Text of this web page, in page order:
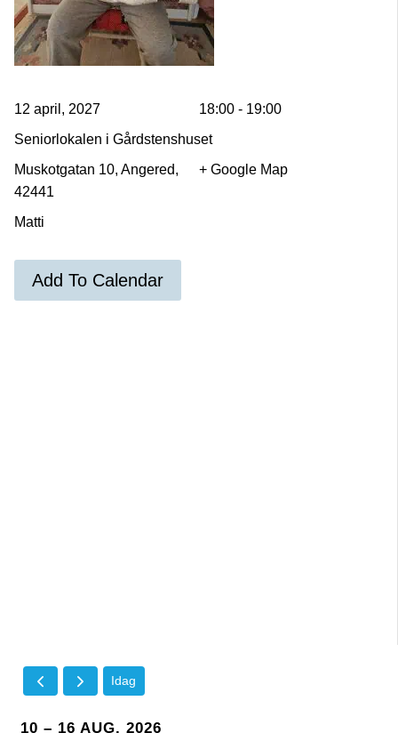
12 april, 2027
18:00 - 19:00
Seniorlokalen i Gårdstenshuset
Muskotgatan 10, Angered,
42441
+ Google Map
Matti
Add To Calendar
Idag
10 – 16 AUG. 2026